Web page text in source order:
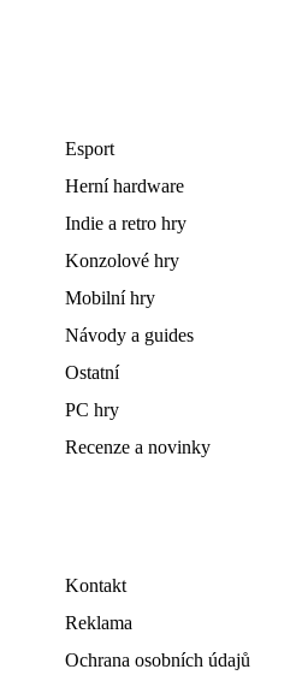
Esport
Herní hardware
Indie a retro hry
Konzolové hry
Mobilní hry
Návody a guides
Ostatní
PC hry
Recenze a novinky
Kontakt
Reklama
Ochrana osobních údajů